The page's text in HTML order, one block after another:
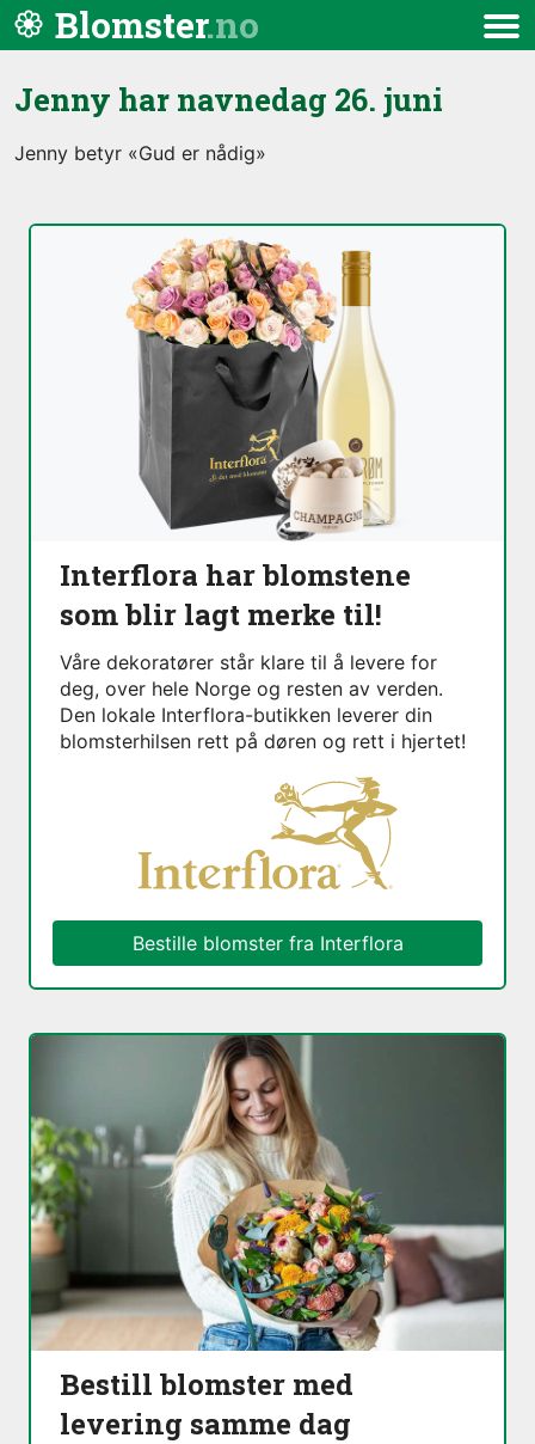
Hopp til innhold
Blomster
Meny
Jenny har navnedag 26. juni
Jenny betyr «Gud er nådig»
Interflora har blomstene
som blir lagt merke til!
Våre dekoratører står klare til å levere for
deg, over hele Norge og resten av verden.
Den lokale Interflora-butikken leverer din
blomsterhilsen rett på døren og rett i hjertet!
Bestille blomster fra Interflora
Bestill blomster med
levering samme dag